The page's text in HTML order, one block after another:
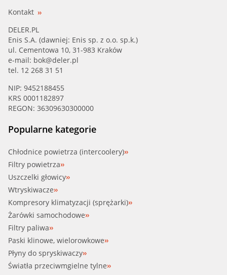
Kontakt
DELER.PL
Enis S.A. (dawniej: Enis sp. z o.o. sp.k.)
ul. Cementowa 10, 31-983 Kraków
e-mail: bok@deler.pl
tel. 12 268 31 51
NIP: 9452188455
KRS 0001182897
REGON: 36309630300000
Popularne kategorie
Chłodnice powietrza (intercoolery)
Filtry powietrza
Uszczelki głowicy
Wtryskiwacze
Kompresory klimatyzacji (sprężarki)
Żarówki samochodowe
Filtry paliwa
Paski klinowe, wielorowkowe
Płyny do spryskiwaczy
Światła przeciwmgielne tylne